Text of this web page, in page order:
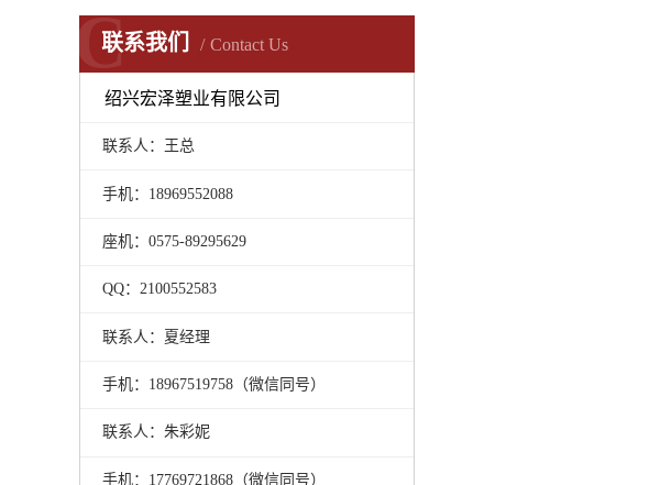
联系我们 Contact Us
C
绍兴宏泽塑业有限公司
联系人：王总
手机：18969552088
座机：0575-89295629
QQ：2100552583
联系人：夏经理
手机：18967519758（微信同号）
联系人：朱彩妮
手机：17769721868（微信同号）